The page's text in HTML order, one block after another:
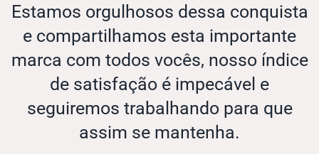
Estamos orgulhosos dessa conquista
e compartilhamos esta importante
marca com todos vocês, nosso índice
de satisfação é impecável e
seguiremos trabalhando para que
assim se mantenha.